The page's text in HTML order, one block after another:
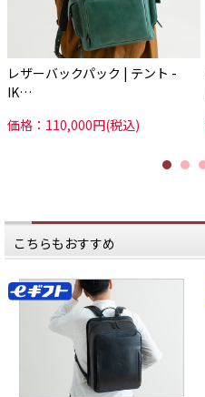
レザーバックパック | テント -
IK…
価格：110,000円(税込)
こちらもおすすめ